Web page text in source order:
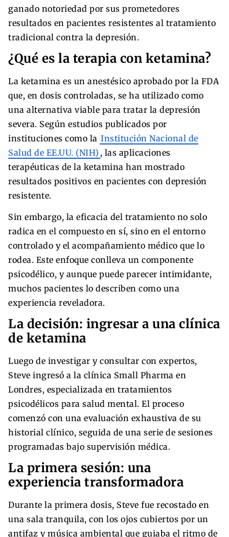
ganado notoriedad por sus prometedores
resultados en pacientes resistentes al tratamiento
tradicional contra la depresión.
¿Qué es la terapia con ketamina?
La ketamina es un anestésico aprobado por la FDA
que, en dosis controladas, se ha utilizado como
una alternativa viable para tratar la depresión
severa. Según estudios publicados por
instituciones como la Institución Nacional de
Salud de EE.UU. (NIH) , las aplicaciones
terapéuticas de la ketamina han mostrado
resultados positivos en pacientes con depresión
resistente.
Sin embargo, la eficacia del tratamiento no solo
radica en el compuesto en sí, sino en el entorno
controlado y el acompañamiento médico que lo
rodea. Este enfoque conlleva un componente
psicodélico, y aunque puede parecer intimidante,
muchos pacientes lo describen como una
experiencia reveladora.
La decisión: ingresar a una clínica
de ketamina
Luego de investigar y consultar con expertos,
Steve ingresó a la clínica Small Pharma en
Londres, especializada en tratamientos
psicodélicos para salud mental. El proceso
comenzó con una evaluación exhaustiva de su
historial clínico, seguida de una serie de sesiones
programadas bajo supervisión médica.
La primera sesión: una
experiencia transformadora
Durante la primera dosis, Steve fue recostado en
una sala tranquila, con los ojos cubiertos por un
antifaz y música ambiental que guiaba el ritmo de